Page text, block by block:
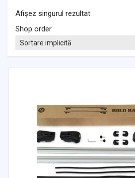
Afișez singurul rezultat
Shop order